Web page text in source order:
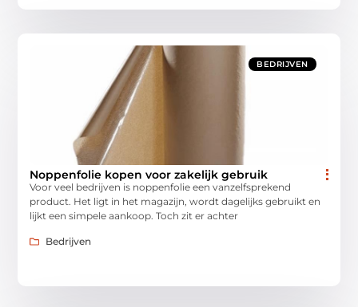
BEDRIJVEN
Noppenfolie kopen voor zakelijk gebruik
Voor veel bedrijven is noppenfolie een vanzelfsprekend
product. Het ligt in het magazijn, wordt dagelijks gebruikt en
lijkt een simpele aankoop. Toch zit er achter
Bedrijven